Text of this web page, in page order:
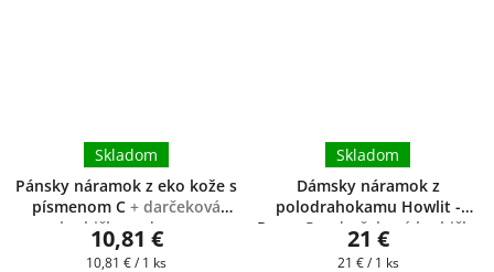
Pánsky náramok z eko kože s
písmenom C + darčeková
krabička zadarmo
Skladom
10,81 €
Jednotková
10,81 € / 1 ks
Dámsky náramok z
polodrahokamu Howlit -
Remy ®
+ darčeková krabička
zadarmo
Skladom
21 €
Jednotková
21 € / 1 ks